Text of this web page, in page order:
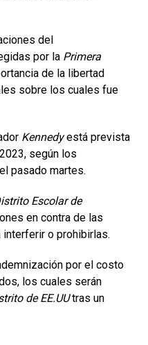
del
por la Primera
de la libertad
sobre los cuales fue
Kennedyestá prevista
según los
pasado martes.
Escolar de
en contra de las
o prohibirlas.
por el costo
los cuales serán
de EE.UUtras un